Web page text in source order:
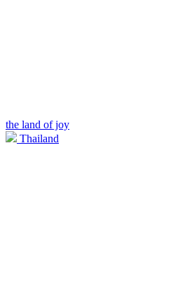
the land of joy
Thailand